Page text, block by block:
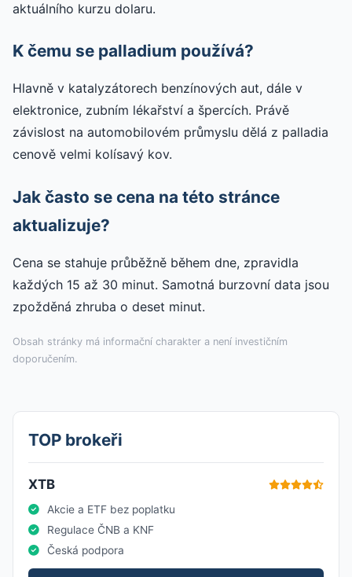
aktuálního kurzu dolaru.
K čemu se palladium používá?
Hlavně v katalyzátorech benzínových aut, dále v
elektronice, zubním lékařství a špercích. Právě
závislost na automobilovém průmyslu dělá z palladia
cenově velmi kolísavý kov.
Jak často se cena na této stránce
aktualizuje?
Cena se stahuje průběžně během dne, zpravidla
každých 15 až 30 minut. Samotná burzovní data jsou
zpožděná zhruba o deset minut.
Obsah stránky má informační charakter a není investičním
doporučením.
TOP brokeři
XTB
Akcie a ETF bez poplatku
Regulace ČNB a KNF
Česká podpora